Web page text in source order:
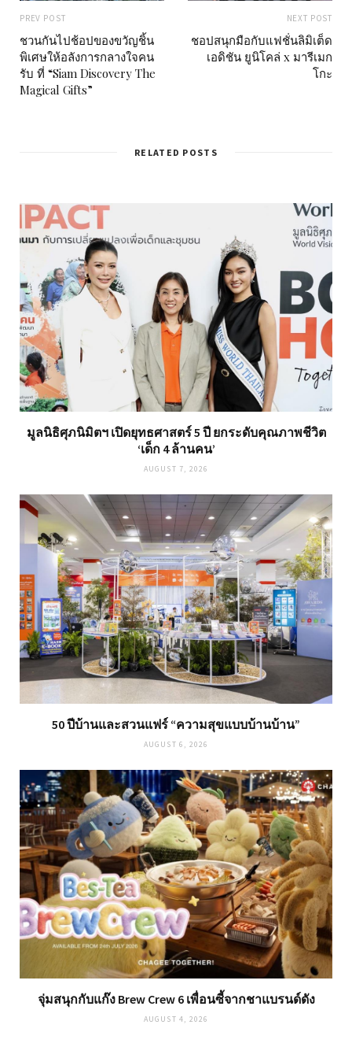
PREV POST
ชวนกันไปช้อปของขวัญชิ้น
พิเศษให้อลังการกลางใจคน
รับ ที่ “Siam Discovery The
Magical Gifts”
NEXT POST
ชอปสนุกมือกับแฟชั่นลิมิเต็ด
เอดิชัน ยูนิโคล่ x มารีเมก
โกะ
RELATED POSTS
มูลนิธิศุภนิมิตฯ เปิดยุทธศาสตร์ 5 ปี ยกระดับคุณภาพชีวิต
‘เด็ก 4 ล้านคน’
AUGUST 7, 2026
50 ปีบ้านและสวนแฟร์ “ความสุขแบบบ้านบ้าน”
AUGUST 6, 2026
จุ่มสนุกกับแก๊ง Brew Crew 6 เพื่อนซี้จากชาแบรนด์ดัง
AUGUST 4, 2026